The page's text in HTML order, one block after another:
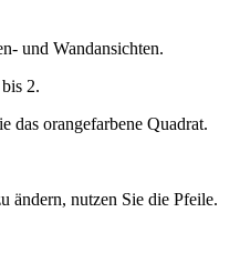
und Wandansichten.
2.
das orangefarbene Quadrat.
ändern, nutzen Sie die Pfeile.